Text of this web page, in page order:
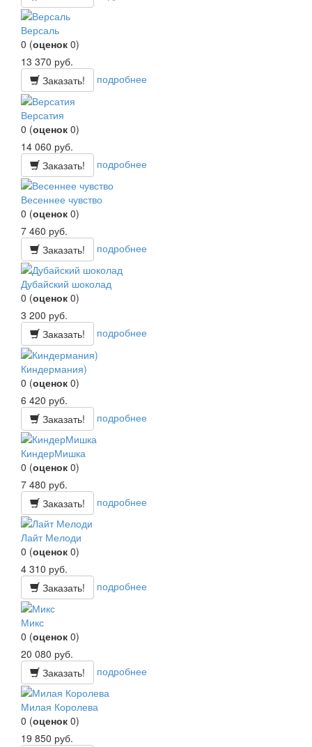
Версаль
0 (оценок 0)
13 370 руб.
Заказать!
подробнее
Версатия
0 (оценок 0)
14 060 руб.
Заказать!
подробнее
Весеннее чувство
0 (оценок 0)
7 460 руб.
Заказать!
подробнее
Дубайский шоколад
0 (оценок 0)
3 200 руб.
Заказать!
подробнее
Киндермания)
0 (оценок 0)
6 420 руб.
Заказать!
подробнее
КиндерМишка
0 (оценок 0)
7 480 руб.
Заказать!
подробнее
Лайт Мелоди
0 (оценок 0)
4 310 руб.
Заказать!
подробнее
Микс
0 (оценок 0)
20 080 руб.
Заказать!
подробнее
Милая Королева
0 (оценок 0)
19 850 руб.